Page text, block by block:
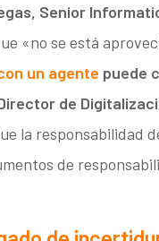
Senior
«no se está
un agente puede
de
la responsabilidad
de